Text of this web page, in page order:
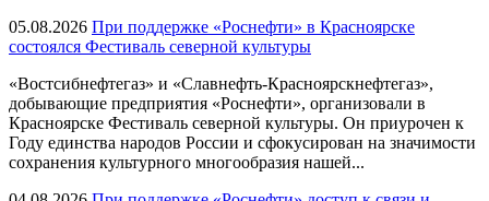
05.08.2026 При поддержке «Роснефти» в Красноярске
состоялся Фестиваль северной культуры
«Востсибнефтегаз» и «Славнефть-Красноярскнефтегаз»,
добывающие предприятия «Роснефти», организовали в
Красноярске Фестиваль северной культуры. Он приурочен к
Году единства народов России и сфокусирован на значимости
сохранения культурного многообразия нашей...